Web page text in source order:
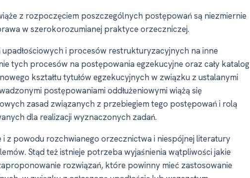
z rozpoczęciem poszczególnych postępowań są niezmiernie
w szerokorozumianej praktyce orzeczniczej.
i procesów restrukturyzacyjnych na inne
tych procesów na postępowania egzekucyjne oraz cały katalog
kształtu tytułów egzekucyjnych w związku z ustalanymi
postępowaniami oddłużeniowymi wiążą się
zasad związanych z przebiegiem tego postępowań i rolą
dla realizacji wyznaczonych zadań.
i z powodu rozchwianego orzecznictwa i niespójnej literatury
Stąd też istnieje potrzeba wyjaśnienia wątpliwości jakie
rozwiązań, które powinny mieć zastosowanie